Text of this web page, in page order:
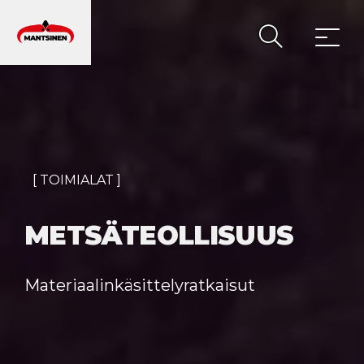
PÄÄVALIKKO
[ TOIMIALAT ]
METSÄTEOLLISUUS
Materiaalinkäsittelyratkaisut